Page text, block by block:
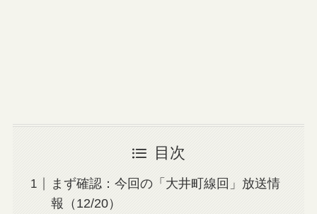
目次
まず確認：今回の「大井町線回」放送情
報（12/20）